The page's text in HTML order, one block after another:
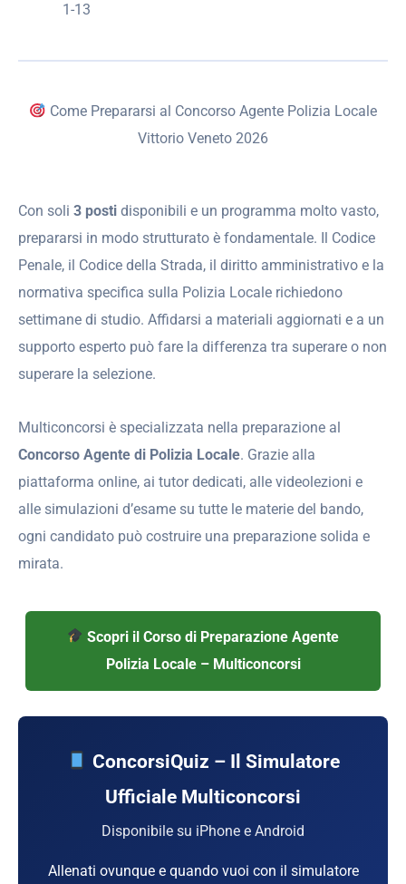
1-13
Come Prepararsi al Concorso Agente Polizia Locale
Vittorio Veneto 2026
Con soli 3 posti disponibili e un programma molto vasto,
prepararsi in modo strutturato è fondamentale. Il Codice
Penale, il Codice della Strada, il diritto amministrativo e la
normativa specifica sulla Polizia Locale richiedono
settimane di studio. Affidarsi a materiali aggiornati e a un
supporto esperto può fare la differenza tra superare o non
superare la selezione.
Multiconcorsi è specializzata nella preparazione al
Concorso Agente di Polizia Locale. Grazie alla
piattaforma online, ai tutor dedicati, alle videolezioni e
alle simulazioni d’esame su tutte le materie del bando,
ogni candidato può costruire una preparazione solida e
mirata.
Scopri il Corso di Preparazione Agente
Polizia Locale – Multiconcorsi
ConcorsiQuiz – Il Simulatore
Ufficiale Multiconcorsi
Disponibile su iPhone e Android
Allenati ovunque e quando vuoi con il simulatore